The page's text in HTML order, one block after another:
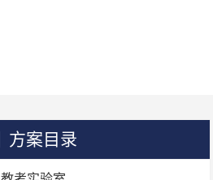
方案目录